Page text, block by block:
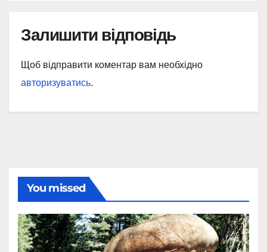
Залишити відповідь
Щоб відправити коментар вам необхідно
авторизуватись.
You missed